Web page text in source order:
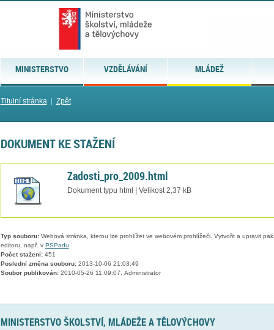
MINISTERSTVO VZDĚLÁVÁNÍ MLÁDEŽ
Titulní stránka| Zpět
DOKUMENT KE STAŽENÍ
Zadosti_pro_2009.html
Dokument typu html | Velikost 2,37 kB
Typ souboru:Webová stránka, kterou lze prohlížet ve webovém prohlížeči. Vytvořit a upravit
editoru, např. v PSPadu.
Počet stažení:451
Poslední změna souboru:2013-10-06 21:03:49
Soubor publikován:2010-05-26 11:09:07, Administrator
MINISTERSTVO ŠKOLSTVÍ, MLÁDEŽE A TĚLOVÝCHOVY